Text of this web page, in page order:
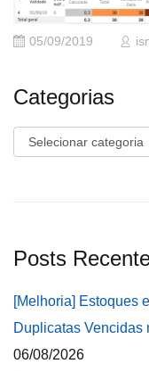
05/09/2019
Categorias
Categorias
Posts
[Melhoria] Estoques
Duplicatas Vencidas
06/08/2026